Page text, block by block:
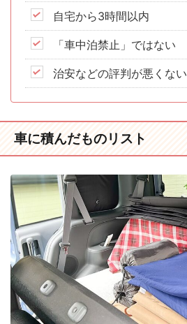
自宅から3時間以内
「車中泊禁止」ではない
治安などの評判が悪くない
車に積んだものリスト